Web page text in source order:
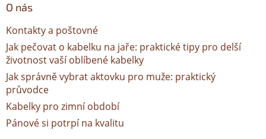
O nás
Kontakty a poštovné
Jak pečovat o kabelku na jaře: praktické tipy pro delší
životnost vaší oblíbené kabelky
Jak správně vybrat aktovku pro muže: praktický
průvodce
Kabelky pro zimní období
Pánové si potrpí na kvalitu